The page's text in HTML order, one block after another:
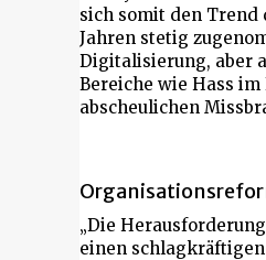
sich somit den Trend
Jahren stetig
Digitalisierung, aber
Bereiche wie Hass
abscheulichen
„Die
einen